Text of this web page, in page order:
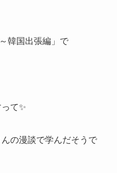
韓国出張編」で
て✨
の漫談で学んだそうで